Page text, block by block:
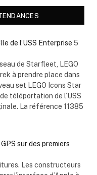
de l’USS Enterprise 5
de Starfleet, LEGO
à prendre place dans
set LEGO Icons Star
téléportation de l’USS
La référence 11385
sur des premiers
Les constructeurs